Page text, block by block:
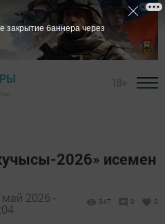
2026» исемен
май 2026 -
347 0 0
закрытие баннера через